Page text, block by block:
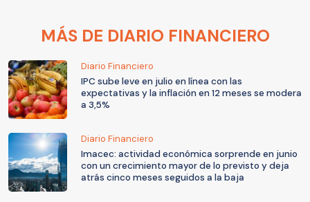
MÁS DE DIARIO FINANCIERO
Diario Financiero
IPC sube leve en julio en línea con las
expectativas y la inflación en 12 meses se modera
a 3,5%
Diario Financiero
Imacec: actividad económica sorprende en junio
con un crecimiento mayor de lo previsto y deja
atrás cinco meses seguidos a la baja